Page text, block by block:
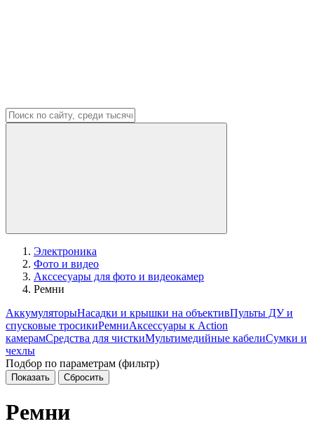
Электроника
Фото и видео
Акссесуары для фото и видеокамер
Ремни
АккумуляторыНасадки и крышки на объективПульты ДУ и
спусковые тросикиРемниАксессуары к Action
камерамСредства для чисткиМультимедийные кабелиСумки и
чехлы
Подбор по параметрам (фильтр)
Ремни